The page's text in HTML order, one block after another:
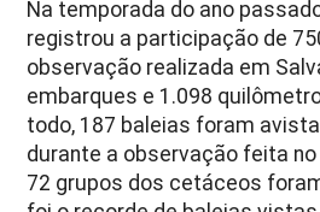
Na temporada do ano
registrou a participação de
observação realizada em
embarques e 1.098
todo, 187 baleias foram
durante a observação feita
72 grupos dos cetáceos